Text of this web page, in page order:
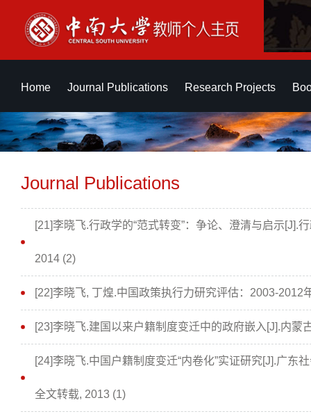
Home Journal Publications Research Projects
Journal Publications
[21]李晓飞.行政学的“范式转变”：争论、澄清与启示[J].
2014 (2)
[22]李晓飞, 丁煌.中国政策执行力研究评估：2003-2012
[23]李晓飞.建国以来户籍制度变迁中的政府嵌入[J].内蒙
[24]李晓飞.中国户籍制度变迁“内卷化”实证研究[J].广东
全文转载, 2013 (1)